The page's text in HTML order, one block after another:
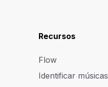
Recursos
Flow
Identificar músicas